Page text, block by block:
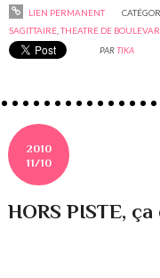
LIEN PERMANENT
SAGITTAIRE ,THEATRE DE
PARTIKA
2010
11/10
HORS PISTE,